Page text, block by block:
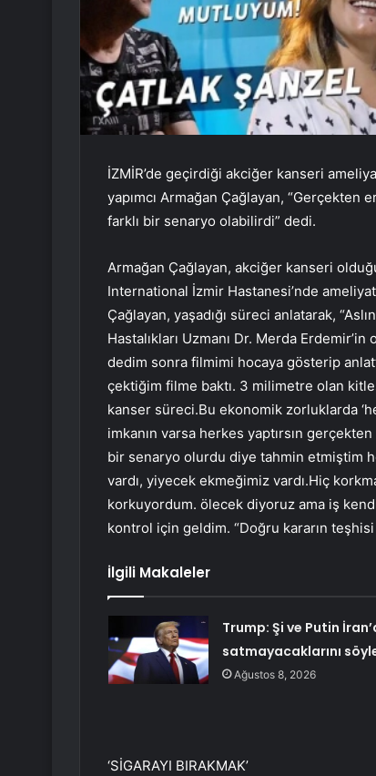
İZMİR’de geçirdiği akciğer kanseri
yapımcı Armağan Çağlayan,
farklı bir senaryo olabilirdi” dedi.
Armağan Çağlayan, akciğer kanseri
International İzmir Hastanesi’nde
Çağlayan, yaşadığı süreci anlatarak,
Hastalıkları Uzmanı Dr. Merda
dedim sonra filmimi hocaya gösterip
çektiğim filme baktı. 3 milimetre olan
kanser süreci.Bu ekonomik zorluklarda
imkanın varsa herkes yaptırsın
bir senaryo olurdu diye tahmin etmiştim
vardı, yiyecek ekmeğimiz vardı.Hiç
korkuyordum. ölecek diyoruz ama iş
kontrol için geldim. “Doğru kararın
İlgili Makaleler
Trump: Şi ve Putin
satmayacaklarını
Ağustos 8, 2026
‘SİGARAYI BIRAKMAK’